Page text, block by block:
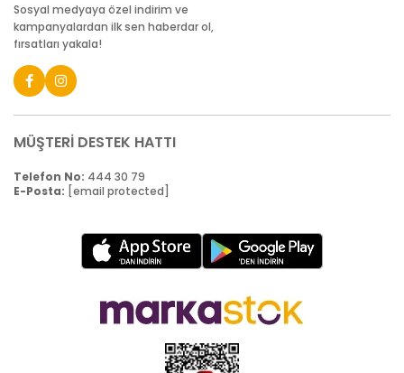
Sosyal medyaya özel indirim ve
kampanyalardan ilk sen haberdar ol,
fırsatları yakala!
MÜŞTERİ DESTEK HATTI
Telefon No: 444 30 79
E-Posta: [email protected]